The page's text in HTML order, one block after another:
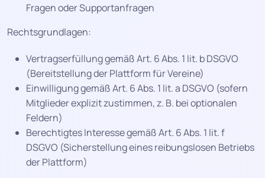
Fragen oder Supportanfragen
Rechtsgrundlagen:
Vertragserfüllung gemäß Art. 6 Abs. 1 lit. b DSGVO
(Bereitstellung der Plattform für Vereine)
Einwilligung gemäß Art. 6 Abs. 1 lit. a DSGVO (sofern
Mitglieder explizit zustimmen, z. B. bei optionalen
Feldern)
Berechtigtes Interesse gemäß Art. 6 Abs. 1 lit. f
DSGVO (Sicherstellung eines reibungslosen Betriebs
der Plattform)